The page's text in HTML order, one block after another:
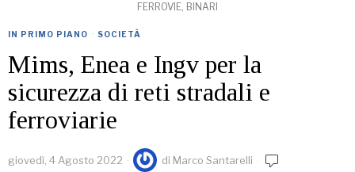
FERROVIE, BINARI
IN PRIMO PIANO · SOCIETÀ
Mims, Enea e Ingv per la
sicurezza di reti stradali e
ferroviarie
giovedì, 4 Agosto 2022 di Marco Santarelli